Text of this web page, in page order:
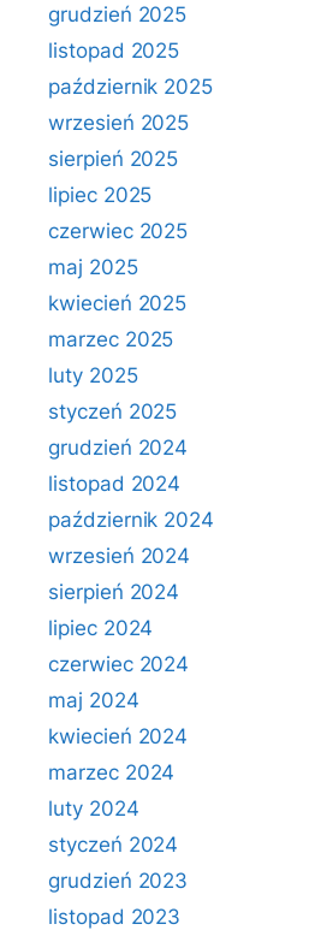
grudzień 2025
listopad 2025
październik 2025
wrzesień 2025
sierpień 2025
lipiec 2025
czerwiec 2025
maj 2025
kwiecień 2025
marzec 2025
luty 2025
styczeń 2025
grudzień 2024
listopad 2024
październik 2024
wrzesień 2024
sierpień 2024
lipiec 2024
czerwiec 2024
maj 2024
kwiecień 2024
marzec 2024
luty 2024
styczeń 2024
grudzień 2023
listopad 2023